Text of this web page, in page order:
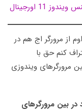
11 اورجینال
از مرورگر اج هم در
کنم حق با
مرورگرهای ویندوزی
در بین‌ مرورگرهای